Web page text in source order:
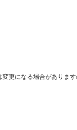
更になる場合があります